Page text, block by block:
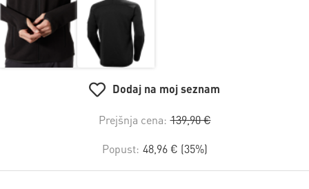
Dodaj na moj seznam
Prejšnja cena: 139,90 €
Popust: 48,96 € (35%)